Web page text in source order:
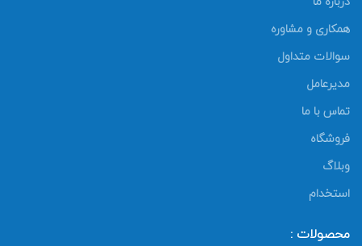
همکاری و مشاوره
سوالات متداول
مدیرعامل
تماس با ما
فروشگاه
وبلاگ
استخدام
محصولات :